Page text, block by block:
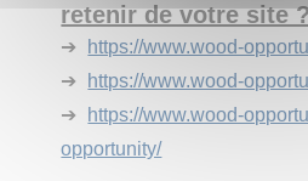
retenir de votre site
➔
https://www.wood-
➔
https://www.wood-
➔
https://www.wood-
opportunity/